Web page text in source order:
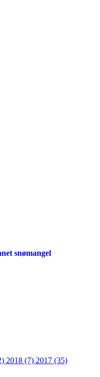
snømangel
2018 (7) 2017 (35)